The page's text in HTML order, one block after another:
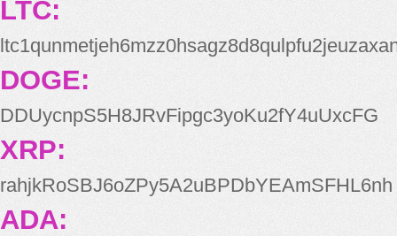
LTC:
DOGE:
DDUycnpS5H8JRvFipgc3yoKu2fY4uUxcFG
XRP:
rahjkRoSBJ6oZPy5A2uBPDbYEAmSFHL6nh
ADA: